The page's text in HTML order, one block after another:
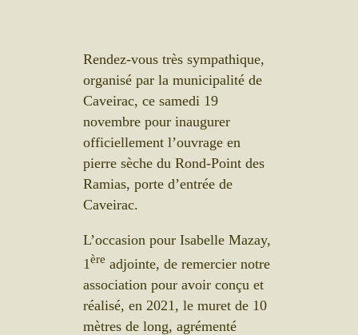
Rendez-vous très sympathique,
organisé par la municipalité de
Caveirac, ce samedi 19
novembre pour inaugurer
officiellement l’ouvrage en
pierre sèche du Rond-Point des
Ramias, porte d’entrée de
Caveirac.
L’occasion pour Isabelle Mazay,
1ère adjointe, de remercier notre
association pour avoir conçu et
réalisé, en 2021, le muret de 10
mètres de long, agrémenté